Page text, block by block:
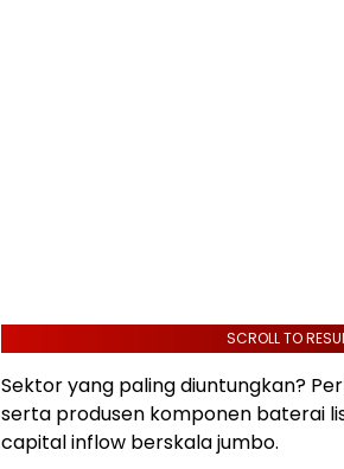
SCROLL TO
Sektor yang paling diuntungkan?
serta produsen komponen baterai
capital inflow berskala jumbo.